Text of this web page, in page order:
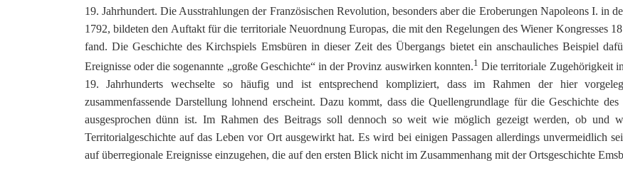
19. Jahrhundert. Die Ausstrahlungen der Französischen Revolution, besonders aber die Eroberungen Napoleons I. in
1792, bildeten den Auftakt für die territoriale Neuordnung Europas, die mit den Regelungen des Wiener Kongresses
fand. Die Geschichte des Kirchspiels Emsbüren in dieser Zeit des Übergangs bietet ein anschauliches Beispiel
Ereignisse oder die sogenannte „große Geschichte“ in der Provinz auswirken konnten.1 Die territoriale Zugehörigkeit
19. Jahrhunderts wechselte so häufig und ist entsprechend kompliziert, dass im Rahmen der hier
zusammenfassende Darstellung lohnend erscheint. Dazu kommt, dass die Quellengrundlage für die Geschichte des
ausgesprochen dünn ist. Im Rahmen des Beitrags soll dennoch so weit wie möglich gezeigt werden, ob und
Territorialgeschichte auf das Leben vor Ort ausgewirkt hat. Es wird bei einigen Passagen allerdings unvermeidlich
auf überregionale Ereignisse einzugehen, die auf den ersten Blick nicht im Zusammenhang mit der Ortsgeschichte